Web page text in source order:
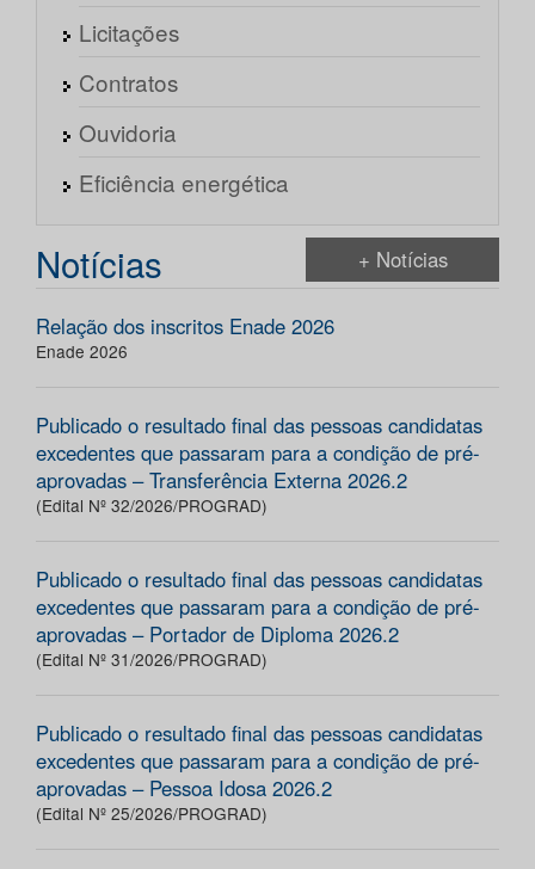
Licitações
Contratos
Ouvidoria
Eficiência energética
Notícias + Notícias
Relação dos inscritos Enade 2026
Enade 2026
Publicado o resultado final das pessoas candidatas
excedentes que passaram para a condição de pré-
aprovadas – Transferência Externa 2026.2
(Edital Nº 32/2026/PROGRAD)
Publicado o resultado final das pessoas candidatas
excedentes que passaram para a condição de pré-
aprovadas – Portador de Diploma 2026.2
(Edital Nº 31/2026/PROGRAD)
Publicado o resultado final das pessoas candidatas
excedentes que passaram para a condição de pré-
aprovadas – Pessoa Idosa 2026.2
(Edital Nº 25/2026/PROGRAD)